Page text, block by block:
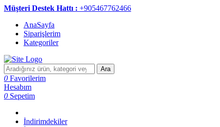
Müşteri Destek Hattı : +905467762466
AnaSayfa
Siparişlerim
Kategoriler
Ara
0 Favorilerim
Hesabım
0 Sepetim
İndirimdekiler